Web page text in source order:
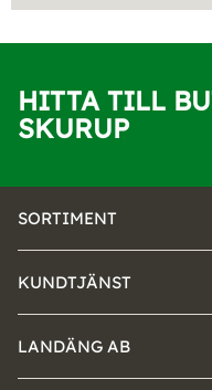
HITTA TILL
SKURUP
SORTIMENT
KUNDTJÄNST
LANDÄNG AB